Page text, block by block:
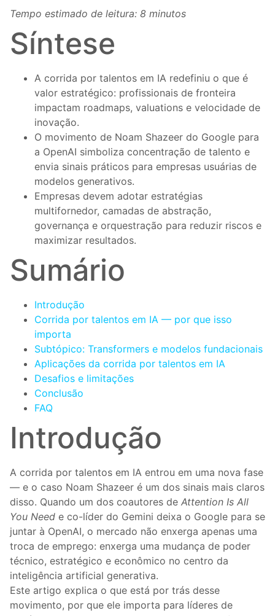
Tempo estimado de leitura: 8 minutos
Síntese
A corrida por talentos em IA redefiniu o que é
valor estratégico: profissionais de fronteira
impactam roadmaps, valuations e velocidade de
inovação.
O movimento de Noam Shazeer do Google para
a OpenAI simboliza concentração de talento e
envia sinais práticos para empresas usuárias de
modelos generativos.
Empresas devem adotar estratégias
multifornedor, camadas de abstração,
governança e orquestração para reduzir riscos e
maximizar resultados.
Sumário
Introdução
Corrida por talentos em IA — por que isso
importa
Subtópico: Transformers e modelos fundacionais
Aplicações da corrida por talentos em IA
Desafios e limitações
Conclusão
FAQ
Introdução
A corrida por talentos em IA entrou em uma nova fase
— e o caso Noam Shazeer é um dos sinais mais claros
disso. Quando um dos coautores de Attention Is All
You Need e co-líder do Gemini deixa o Google para se
juntar à OpenAI, o mercado não enxerga apenas uma
troca de emprego: enxerga uma mudança de poder
técnico, estratégico e econômico no centro da
inteligência artificial generativa.
Este artigo explica o que está por trás desse
movimento, por que ele importa para líderes de